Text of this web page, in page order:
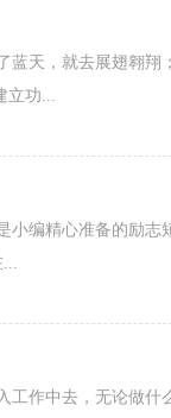
蓝天，就去展翅翱
立功...
小编精心准备的励
...
工作中去，无论做